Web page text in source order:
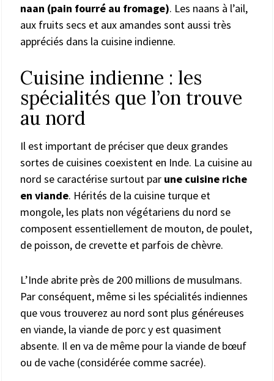
naan (pain fourré au fromage). Les naans à l’ail,
aux fruits secs et aux amandes sont aussi très
appréciés dans la cuisine indienne.
Cuisine indienne : les
spécialités que l’on trouve
au nord
Il est important de préciser que deux grandes
sortes de cuisines coexistent en Inde. La cuisine au
nord se caractérise surtout par une cuisine riche
en viande. Hérités de la cuisine turque et
mongole, les plats non végétariens du nord se
composent essentiellement de mouton, de poulet,
de poisson, de crevette et parfois de chèvre.
L’Inde abrite près de 200 millions de musulmans.
Par conséquent, même si les spécialités indiennes
que vous trouverez au nord sont plus généreuses
en viande, la viande de porc y est quasiment
absente. Il en va de même pour la viande de bœuf
ou de vache (considérée comme sacrée).